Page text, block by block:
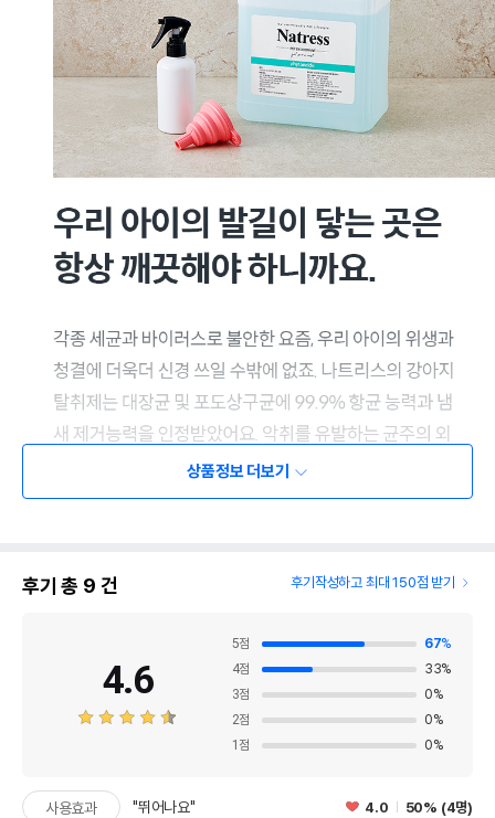
상품정보 더보기
후기 총 9 건 후기작성하고 최대 150점 받기
4.6
5점 67%
4점 33%
3점 0%
2점 0%
1 점 0%
사용효과 "뛰어나요" 4.0 50% (4명)